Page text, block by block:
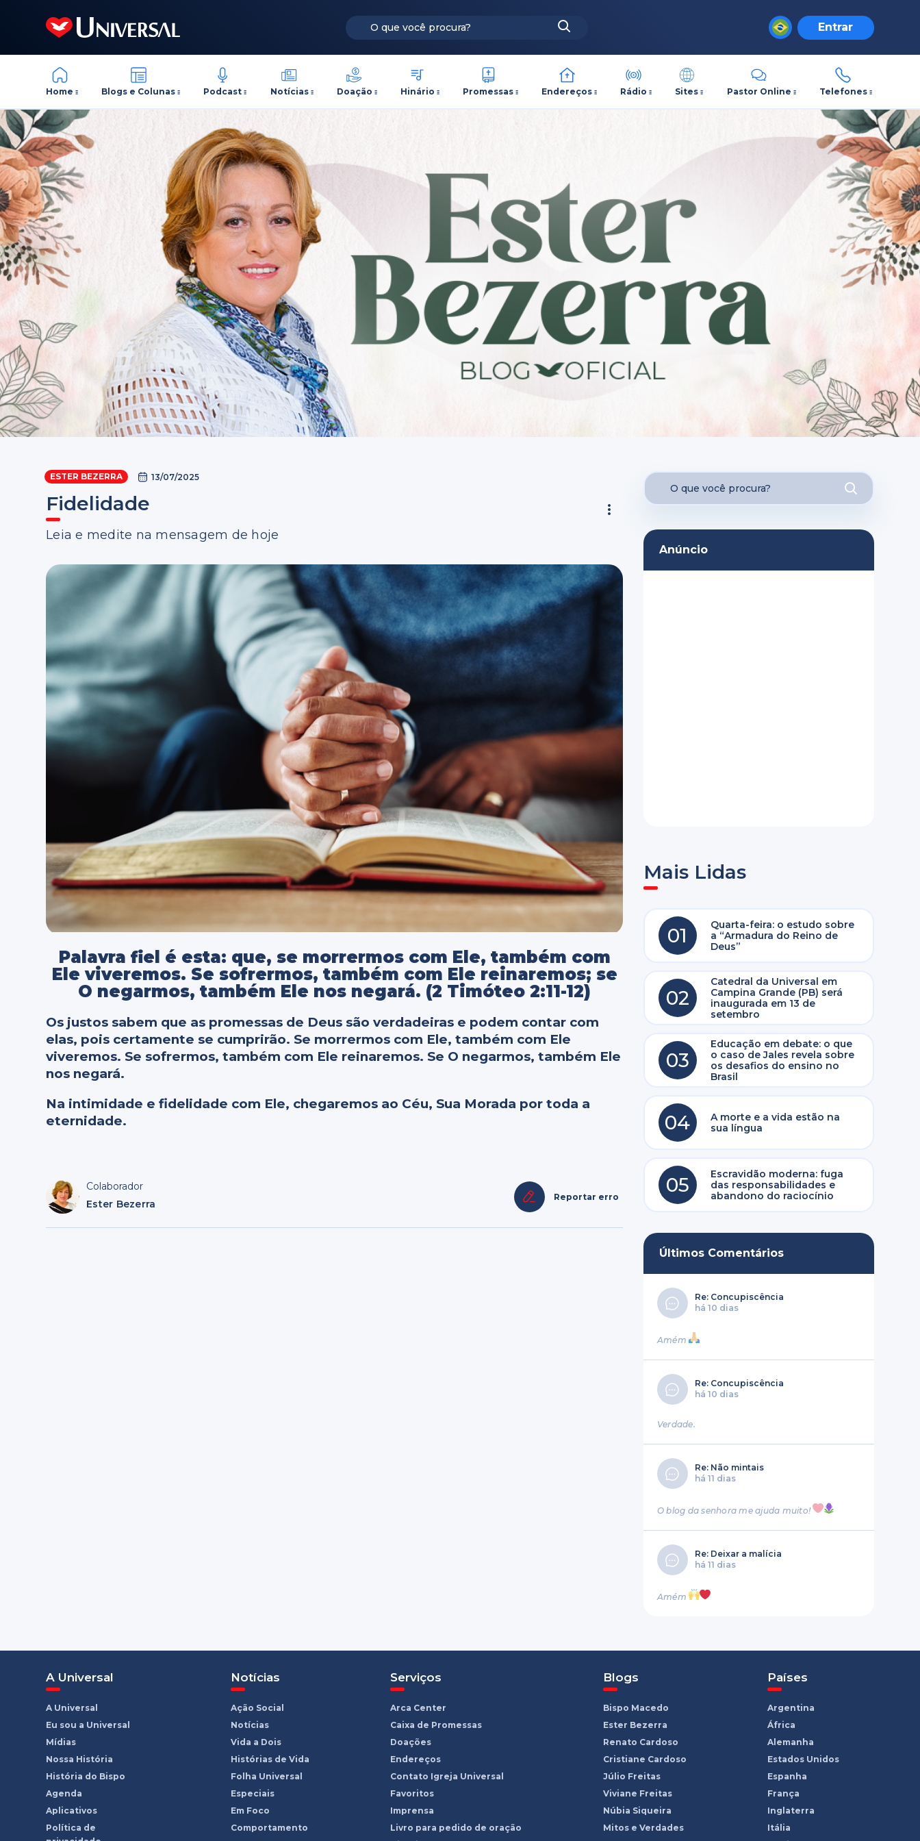
Entrar
Home Blogs e Colunas Podcast Notícias Doação Hinário Promessas Endereços Rádio Sites Pastor Online Telefones
ESTER BEZERRA 13/07/2025
Fidelidade
Leia e medite na mensagem de hoje
Palavra fiel é esta: que, se morrermos com Ele, também com
Ele viveremos. Se sofrermos, também com Ele reinaremos; se
O negarmos, também Ele nos negará. (2 Timóteo 2:11-12)
Os justos sabem que as promessas de Deus são verdadeiras e podem contar com
elas, pois certamente se cumprirão. Se morrermos com Ele, também com Ele
viveremos. Se sofrermos, também com Ele reinaremos. Se O negarmos, também Ele
nos negará.
Na intimidade e fidelidade com Ele, chegaremos ao Céu, Sua Morada por toda a
eternidade.
Colaborador
Ester Bezerra
Reportar erro
Anúncio
Mais Lidas
01
Quarta-feira: o estudo sobre
a “Armadura do Reino de
Deus”
02
Catedral da Universal em
Campina Grande (PB) será
inaugurada em 13 de
setembro
03
Educação em debate: o que
o caso de Jales revela sobre
os desafios do ensino no
Brasil
04
A morte e a vida estão na
sua língua
05
Escravidão moderna: fuga
das responsabilidades e
abandono do raciocínio
Últimos Comentários
Re: Concupiscência
há 10 dias
Amém
Re: Concupiscência
há 10 dias
Verdade.
Re: Não mintais
há 11 dias
O blog da senhora me ajuda muito!
Re: Deixar a malícia
há 11 dias
Amém
A Universal
A Universal
Eu sou a Universal
Mídias
Nossa História
História do Bispo
Agenda
Aplicativos
Política de
Notícias
Ação Social
Notícias
Vida a Dois
Histórias de Vida
Folha Universal
Especiais
Em Foco
Comportamento
Serviços
Arca Center
Caixa de Promessas
Doações
Endereços
Contato Igreja Universal
Favoritos
Imprensa
Livro para pedido de oração
Blogs
Bispo Macedo
Ester Bezerra
Renato Cardoso
Cristiane Cardoso
Júlio Freitas
Viviane Freitas
Núbia Siqueira
Mitos e Verdades
Países
Argentina
África
Alemanha
Estados Unidos
Espanha
França
Inglaterra
Itália